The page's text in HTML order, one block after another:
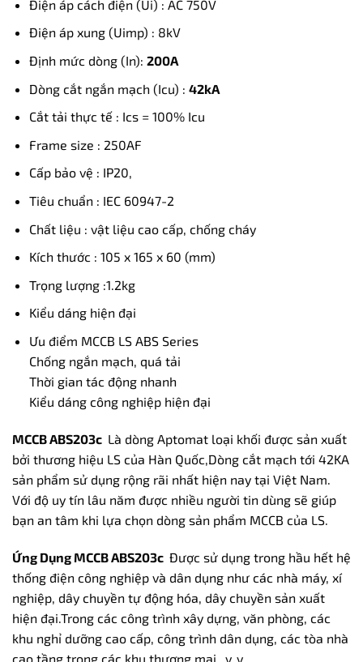
Điện áp cách điện (Ui) : AC 750V
Điện áp xung (Uimp) : 8kV
Định mức dòng (In): 200A
Dòng cắt ngắn mạch (Icu) : 42kA
Cắt tải thực tế : Ics = 100% Icu
Frame size : 250AF
Cấp bảo vệ : IP20,
Tiêu chuẩn : IEC 60947-2
Chất liệu : vật liệu cao cấp, chống cháy
Kích thước : 105 x 165 x 60 (mm)
Trọng lượng :1.2kg
Kiểu dáng hiện đại
Ưu điểm MCCB LS ABS Series
Chống ngắn mạch, quá tải
Thời gian tác động nhanh
Kiểu dáng công nghiệp hiện đại
MCCB ABS203c Là dòng Aptomat loại khối được sản xuất
bởi thương hiệu LS của Hàn Quốc,Dòng cắt mạch tới 42KA
sản phẩm sử dụng rộng rãi nhất hiện nay tại Việt Nam.
Với độ uy tín lâu năm được nhiều người tin dùng sẽ giúp
bạn an tâm khi lựa chọn dòng sản phẩm MCCB của LS.
Ứng Dụng MCCB ABS203c Được sử dụng trong hầu hết hệ
thống điện công nghiệp và dân dụng như các nhà máy, xí
nghiệp, dây chuyền tự động hóa, dây chuyền sản xuất
hiện đại.Trong các công trình xây dựng, văn phòng, các
khu nghỉ dưỡng cao cấp, công trình dân dụng, các tòa nhà
cao tầng,trong các khu thương mại,..v..v